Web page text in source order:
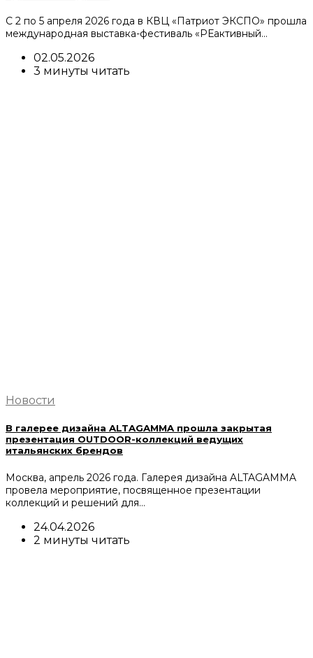
С 2 по 5 апреля 2026 года в КВЦ «Патриот ЭКСПО» прошла
международная выставка-фестиваль «РЕактивный…
02.05.2026
3 минуты читать
Новости
В галерее дизайна ALTAGAMMA прошла закрытая
презентация OUTDOOR-коллекций ведущих
итальянских брендов
Москва, апрель 2026 года. Галерея дизайна ALTAGAMMA
провела мероприятие, посвященное презентации
коллекций и решений для…
24.04.2026
2 минуты читать